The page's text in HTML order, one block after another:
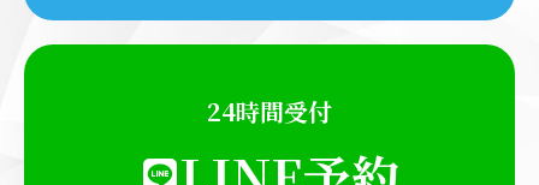
24時間受付